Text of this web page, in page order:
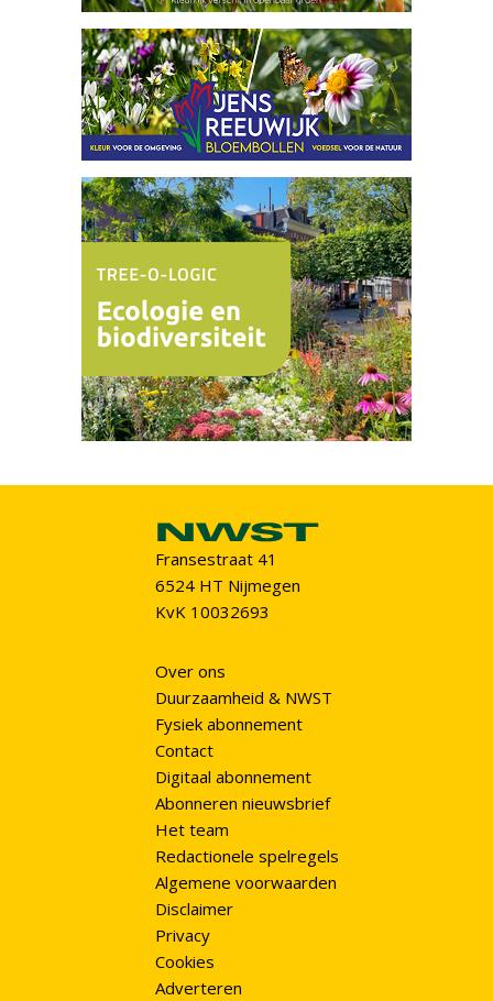
Fransestraat 41
6524 HT Nijmegen
KvK 10032693
Over ons
Duurzaamheid & NWST
Fysiek abonnement
Contact
Digitaal abonnement
Abonneren nieuwsbrief
Het team
Redactionele spelregels
Algemene voorwaarden
Disclaimer
Privacy
Cookies
Adverteren